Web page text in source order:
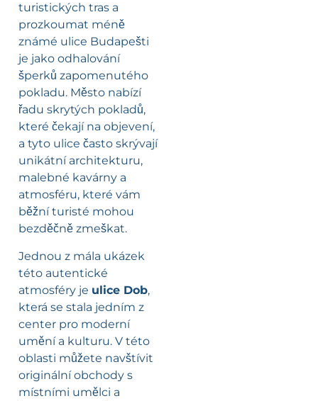
turistických tras a
prozkoumat méně
známé ulice Budapešti
je jako odhalování
šperků zapomenutého
pokladu. Město nabízí
řadu skrytých pokladů,
které čekají na objevení,
a tyto ulice často skrývají
unikátní architekturu,
malebné kavárny a
atmosféru, které vám
běžní turisté mohou
bezděčně zmeškat.
Jednou z mála ukázek
této autentické
atmosféry je ulice Dob,
která se stala jedním z
center pro moderní
umění a kulturu. V této
oblasti můžete navštívit
originální obchody s
místními umělci a